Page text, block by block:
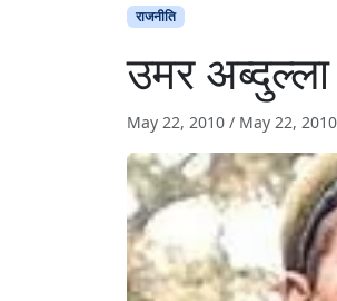
राजनीति
उमर
May 22, 2010 / May 22, 2010